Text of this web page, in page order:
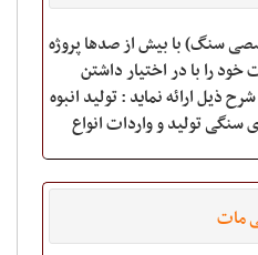
سنگ) با بیش از صدها پروژه
را با در اختیار داشتن
ارائه نماید : تولید انبوه
انواع کاسه روشویی و نرده های سنگی تولید و واردات انواع
مات